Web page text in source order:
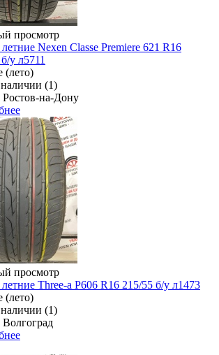
просмотр
Nexen Classe Premiere 621 R16
у л5711
(лето)
(1)
Ростов-на-Дону
просмотр
Three-a P606 R16 215/55 б/у л1473
(лето)
(1)